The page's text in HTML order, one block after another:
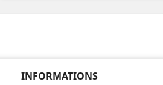
INFORMATIONS